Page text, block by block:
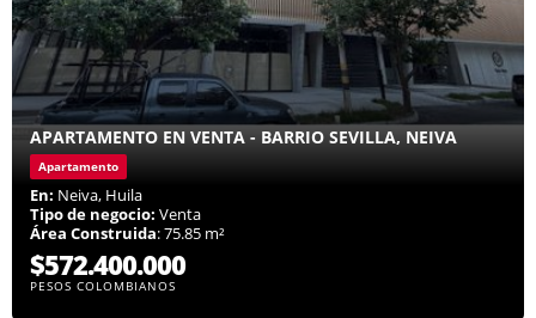
APARTAMENTO EN VENTA - BARRIO SEVILLA, NEIVA
Apartamento
En: Neiva, Huila
Tipo de negocio: Venta
Área Construida: 75.85 m²
$572.400.000
PESOS COLOMBIANOS